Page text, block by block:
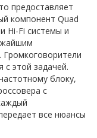
предоставляет
компонент Quad
Hi-Fi системы и
Громкоговорители
с этой задачей.
блоку,
с
все нюансы